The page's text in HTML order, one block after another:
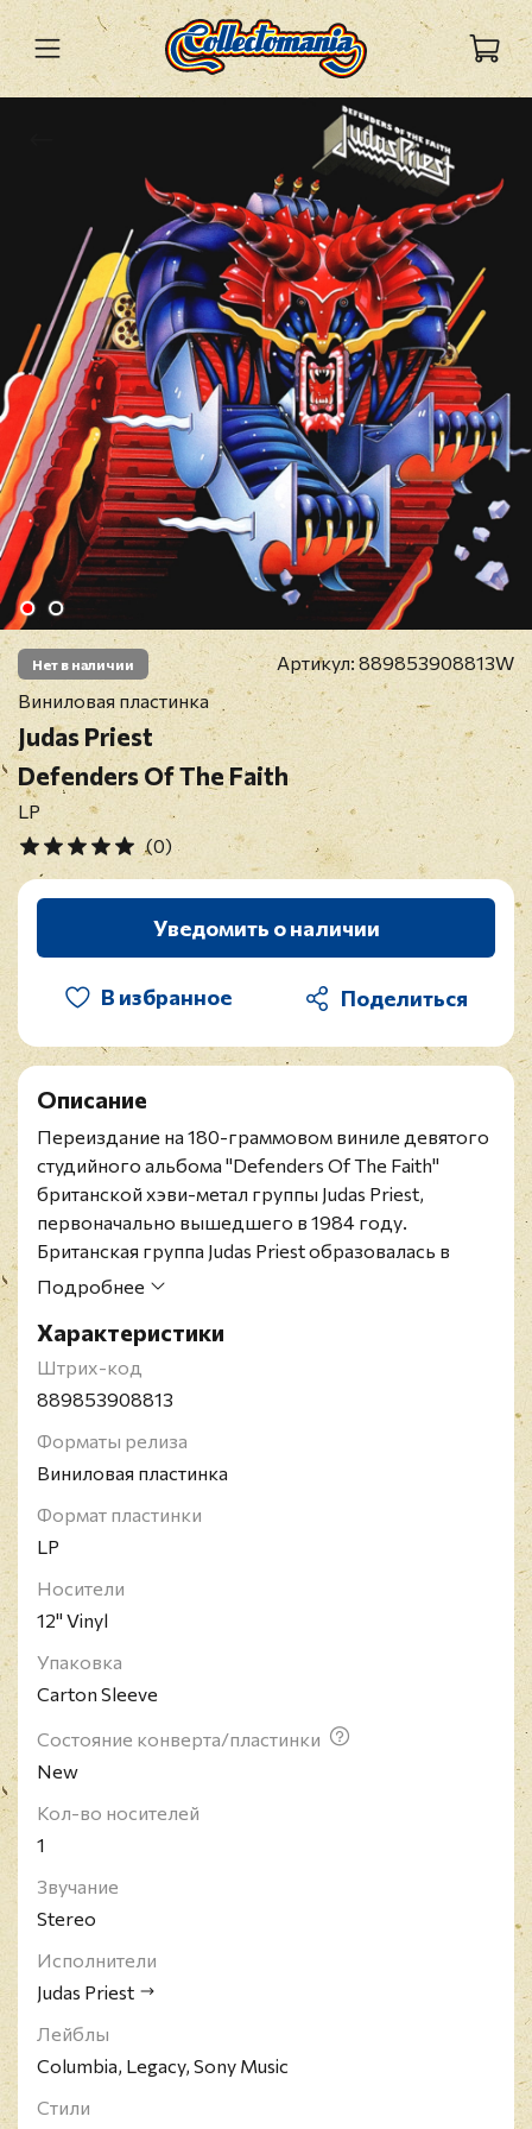
Нет в наличии Артикул: 889853908813W
Виниловая пластинка
Judas Priest
Defenders Of The Faith
LP
(0)
Уведомить о наличии
В избранное
Описание
Переиздание на 180-граммовом виниле девятого
студийного альбома "Defenders Of The Faith"
британской хэви-метал группы Judas Priest,
первоначально вышедшего в 1984 году.
Британская группа Judas Priest образовалась в
1969 году и успешно выступает до сих пор.
современное звучание хеви-метала в 1970-х
годах. В активе группы насчитывается 16
студийных альбомов, 5 концертных и 17
в 40 миллионов копий
Подробнее
Характеристики
Штрих-код
889853908813
Форматы релиза
Виниловая пластинка
Формат пластинки
LP
Носители
12" Vinyl
Упаковка
Carton Sleeve
Состояние конверта/пластинки
New
Кол-во носителей
1
Звучание
Stereo
Исполнители
Judas Priest
Лейблы
Columbia, Legacy, Sony Music
Стили